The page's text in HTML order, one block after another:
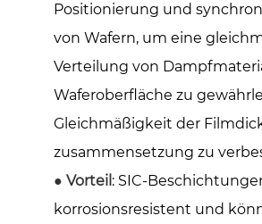
Positionierung und
von Wafern, um eine
Verteilung von
Waferoberfläche zu
Gleichmäßigkeit der
zusammensetzung zu
● Vorteil : SIC-
korrosionsresistent und